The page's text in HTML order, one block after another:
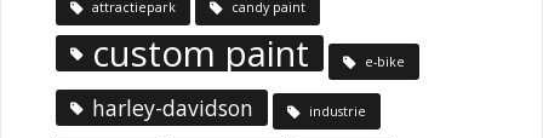
attractiepark candy paint
custom paint e-bike
harley-davidson industrie